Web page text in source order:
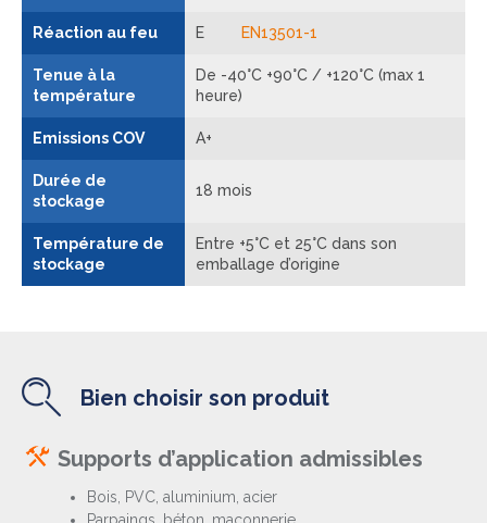
Réaction au feu E EN13501-1
Tenue à la
température
De -40°C +90°C / +120°C (max 1
heure)
Emissions COV A+
Durée de
stockage
18 mois
Température de
stockage
Entre +5°C et 25°C dans son
emballage d’origine
Bien choisir son produit
Supports d’application admissibles
Bois, PVC, aluminium, acier
Parpaings, béton, maçonnerie